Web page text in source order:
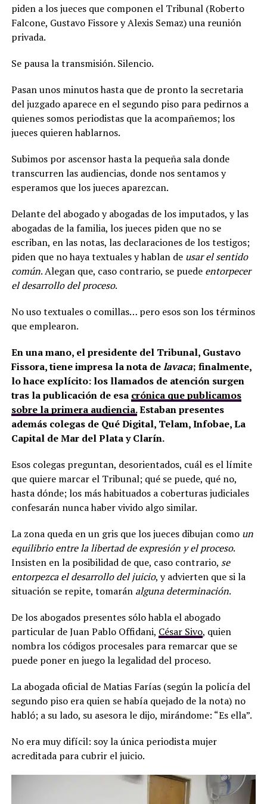
piden a los jueces que componen el Tribunal (Roberto
Falcone, Gustavo Fissore y Alexis Semaz) una reunión
privada.
Se pausa la transmisión. Silencio.
Pasan unos minutos hasta que de pronto la secretaria
del juzgado aparece en el segundo piso para pedirnos a
quienes somos periodistas que la acompañemos; los
jueces quieren hablarnos.
Subimos por ascensor hasta la pequeña sala donde
transcurren las audiencias, donde nos sentamos y
esperamos que los jueces aparezcan.
Delante del abogado y abogadas de los imputados, y las
abogadas de la familia, los jueces piden que no se
escriban, en las notas, las declaraciones de los testigos;
piden que no haya textuales y hablan de usar el sentido
común. Alegan que, caso contrario, se puede entorpecer
el desarrollo del proceso.
No uso textuales o comillas… pero esos son los términos
que emplearon.
En una mano, el presidente del Tribunal, Gustavo
Fissora, tiene impresa la nota delavaca; finalmente,
lo hace explícito: los llamados de atención surgen
tras la publicación de esa crónica que publicamos
sobre la primera audiencia.Estaban presentes
además colegas de Qué Digital, Telam, Infobae, La
Capital de Mar del Plata y Clarín.
Esos colegas preguntan, desorientados, cuál es el límite
que quiere marcar el Tribunal; qué se puede, qué no,
hasta dónde; los más habituados a coberturas judiciales
confesarán nunca haber vivido algo similar.
La zona queda en un gris que los jueces dibujan como un
equilibrio entre la libertad de expresión y el proceso.
Insisten en la posibilidad de que, caso contrario, se
entorpezca el desarrollo del juicio, y advierten que si la
situación se repite, tomarán alguna determinación.
De los abogados presentes sólo habla el abogado
particular de Juan Pablo Offidani, César Sivo, quien
nombra los códigos procesales para remarcar que se
puede poner en juego la legalidad del proceso.
La abogada oficial de Matias Farías (según la policía del
segundo piso era quien se había quejado de la nota) no
habló; a su lado, su asesora le dijo, mirándome: “Es ella”.
No era muy difícil: soy la única periodista mujer
acreditada para cubrir el juicio.